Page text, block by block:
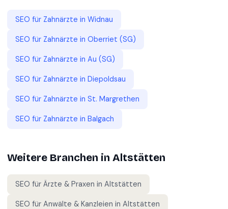
SEO für Zahnärzte in Widnau
SEO für Zahnärzte in Oberriet (SG)
SEO für Zahnärzte in Au (SG)
SEO für Zahnärzte in Diepoldsau
SEO für Zahnärzte in St. Margrethen
SEO für Zahnärzte in Balgach
Weitere Branchen in Altstätten
SEO für Ärzte & Praxen in Altstätten
SEO für Anwälte & Kanzleien in Altstätten